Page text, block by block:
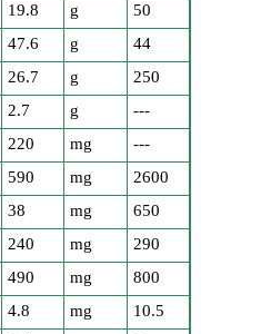
19.8 g
50
47.6 g
44
26.7 g
250
2.7 g
---
220 mg
---
590 mg
2600
38 mg
650
240 mg
290
490 mg
800
4.8 mg
10.5